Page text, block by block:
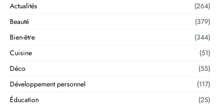
Actualités
(264)
Beauté
(379)
Bien-être
(344)
Cuisine
(51)
Déco
(55)
Développement personnel
(117)
Éducation
(25)